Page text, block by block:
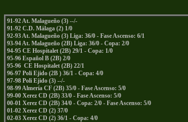
91-92 At. Malagueño (3) --/-
91-92 C.D. Málaga (2) 1/0
92-93 At. Malagueño (3) Liga: 36/0 - Fase Ascenso: 6/1
93-94 At. Malagueño (2B) Liga: 36/0 - Copa: 2/0
94-95 CE Hospitalet (2B) 29/1 - Copa: 1/0
95-96 Español B (2B) 2/0
95-96 CE Hospitalet (2B) 22/1
96-97 Poli Ejido (2B ) 36/1 - Copa: 4/0
97-98 Poli Ejido (3) --/-
98-99 Almería CF (2B) 35/0 - Fase Ascenso: 5/0
99-00 Xerez CD (2B) 33/0 - Fase Ascenso: 5/0
00-01 Xerez CD (2B) 34/0 - Copa: 2/0 - Fase Ascenso: 5/0
01-02 Xerez CD (2) 37/0
02-03 Xerez CD (2) 36/1 - Copa: 4/0